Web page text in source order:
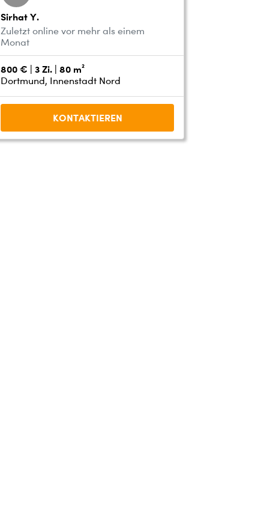
Sirhat Y.
Zuletzt online vor mehr als einem
Monat
800 € | 3 Zi. | 80 m²
Dortmund, Innenstadt Nord
KONTAKTIEREN